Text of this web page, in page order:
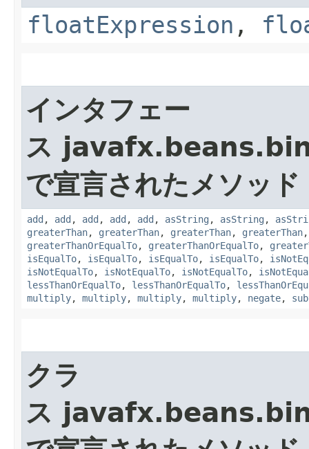
floatExpression ,
インタフェー
ス
で宣言されたメソッド
add , add , add , add , add , asString , asString ,
greaterThan, greaterThan, greaterThan, greaterThan
greaterThanOrEqualTo, greaterThanOrEqualTo,
isEqualTo, isEqualTo, isEqualTo, isEqualTo,
isNotEqualTo, isNotEqualTo, isNotEqualTo,
lessThanOrEqualTo, lessThanOrEqualTo,
multiply, multiply, multiply, multiply, negate,
クラ
ス